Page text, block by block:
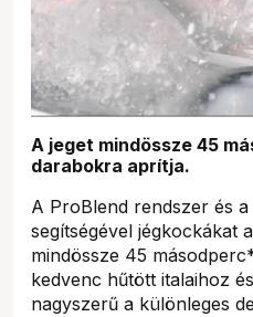
A jeget mindössze 45
darabokra aprítja.
A ProBlend rendszer és
segítségével jégkockákat
mindössze 45
kedvenc hűtött italaihoz
nagyszerű a különleges